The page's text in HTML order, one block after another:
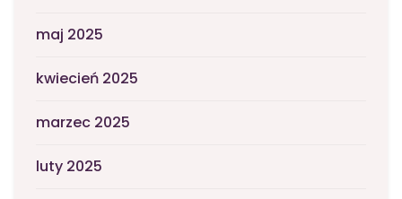
maj 2025
kwiecień 2025
marzec 2025
luty 2025